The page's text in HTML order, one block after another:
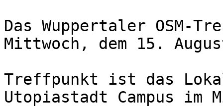
Das Wuppertaler OSM-
Mittwoch, dem 15.
Treffpunkt ist das
Utopiastadt Campus im